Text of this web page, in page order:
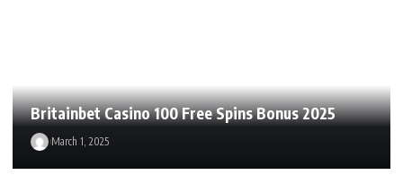
Britainbet Casino 100 Free Spins Bonus 2025
March 1, 2025